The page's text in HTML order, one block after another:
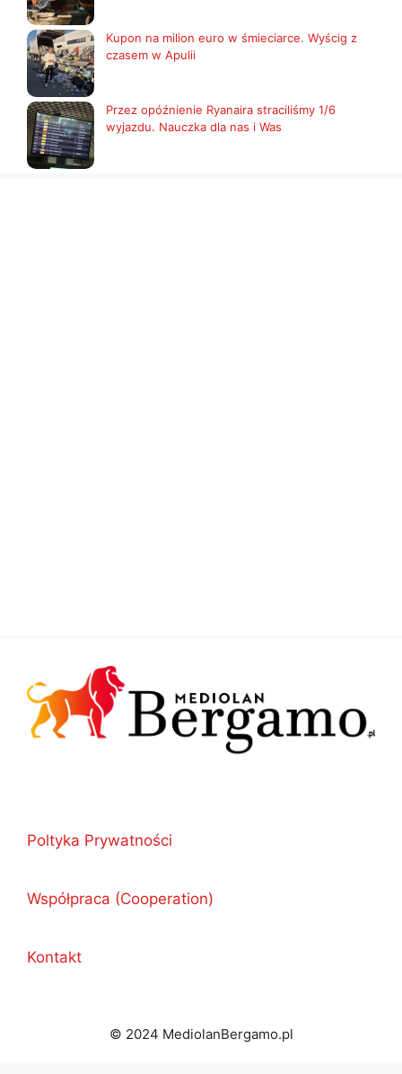
Kupon na milion euro w śmieciarce. Wyścig z
czasem w Apulii
Przez opóźnienie Ryanaira straciliśmy 1/6
wyjazdu. Nauczka dla nas i Was
Poltyka Prywatności
Współpraca (Cooperation)
Kontakt
© 2024 MediolanBergamo.pl